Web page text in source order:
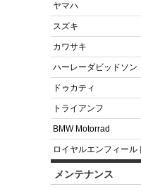
ヤマハ
スズキ
カワサキ
ハーレーダビッドソン
ドゥカティ
トライアンフ
BMW Motorrad
ロイヤルエンフィール
メンテナンス